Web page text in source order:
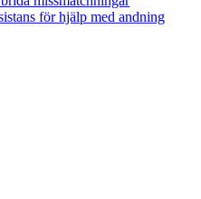
för hjälp med andning